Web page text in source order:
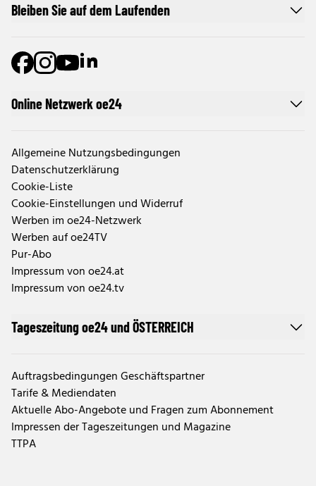
Online Netzwerk oe24
Allgemeine Nutzungsbedingungen
Datenschutzerklärung
Cookie-Liste
Cookie-Einstellungen und Widerruf
Werben im oe24-Netzwerk
Werben auf oe24TV
Pur-Abo
Impressum von oe24.at
Impressum von oe24.tv
Tageszeitung oe24 und ÖSTERREICH
Auftragsbedingungen Geschäftspartner
Tarife & Mediendaten
Aktuelle Abo-Angebote und Fragen zum Abonnement
Impressen der Tageszeitungen und Magazine
TTPA
Bleiben Sie auf dem Laufenden